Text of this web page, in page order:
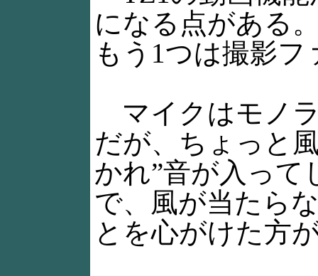
になる点がある
もう1つは撮影
マイクはモノ
だが、ちょっと
かれ”音が入って
で、風が当たら
とを心がけた方